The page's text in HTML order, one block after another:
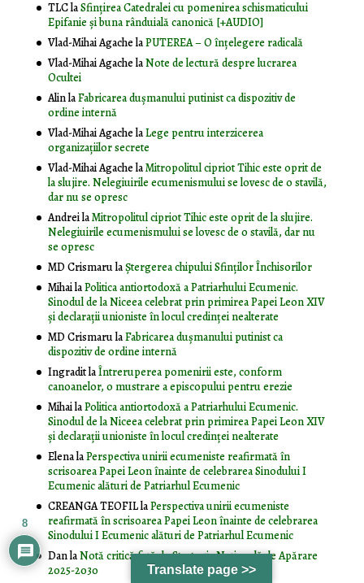
TLClaSfințirea Catedralei cu pomenirea schismaticului
Epifanie și buna rânduială canonică [+AUDIO]
Vlad-Mihai AgachelaPUTEREA – O înţelegere radicală
Vlad-Mihai AgachelaNote de lectură despre lucrarea
Ocultei
AlinlaFabricarea dușmanului putinist ca dispozitiv de
ordine internă
Vlad-Mihai AgachelaLege pentru interzicerea
organizaţiilor secrete
Vlad-Mihai AgachelaMitropolitul cipriot Tihic este oprit de
la slujire. Nelegiuirile ecumenismului se lovesc de o stavilă,
dar nu se opresc
AndreilaMitropolitul cipriot Tihic este oprit de la slujire.
Nelegiuirile ecumenismului se lovesc de o stavilă, dar nu
se opresc
MD CrismarulaŞtergerea chipului Sfinţilor Închisorilor
MihailaPolitica antiortodoxă a Patriarhului Ecumenic.
Sinodul de la Niceea celebrat prin primirea Papei Leon XIV
și declarații unioniste în locul credinței nealterate
MD CrismarulaFabricarea dușmanului putinist ca
dispozitiv de ordine internă
IngraditlaÎntreruperea pomenirii este, conform
canoanelor, o mustrare a episcopului pentru erezie
MihailaPolitica antiortodoxă a Patriarhului Ecumenic.
Sinodul de la Niceea celebrat prin primirea Papei Leon XIV
și declarații unioniste în locul credinței nealterate
ElenalaPerspectiva unirii ecumeniste reafirmată în
scrisoarea Papei Leon înainte de celebrarea Sinodului I
Ecumenic alături de Patriarhul Ecumenic
CREANGA TEOFILlaPerspectiva unirii ecumeniste
reafirmată în scrisoarea Papei Leon înainte de celebrarea
Sinodului I Ecumenic alături de Patriarhul Ecumenic
DanlaNotă critică faţă de Strategia Naţională de Apărare
2025-2030
Translate page >>
8